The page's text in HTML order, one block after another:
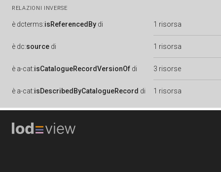
RELAZIONI INVERSE
è dcterms:isReferencedBy di 1 risorsa
è dc:source di 1 risorsa
è a-cat:isCatalogueRecordVersionOf di 3 risorse
è a-cat:isDescribedByCatalogueRecord di 1 risorsa